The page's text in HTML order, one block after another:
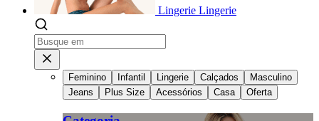
Lingerie Lingerie
Feminino Infantil Lingerie Calçados
Masculino
Jeans
Plus Size Acessórios Casa Oferta